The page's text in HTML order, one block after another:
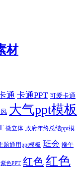
材
通 卡通PPT 可爱卡通
大气ppt模板
微立体 政府年终总结ppt模
题通用ppt模板 班会 端午
紫色PPT 红色红色